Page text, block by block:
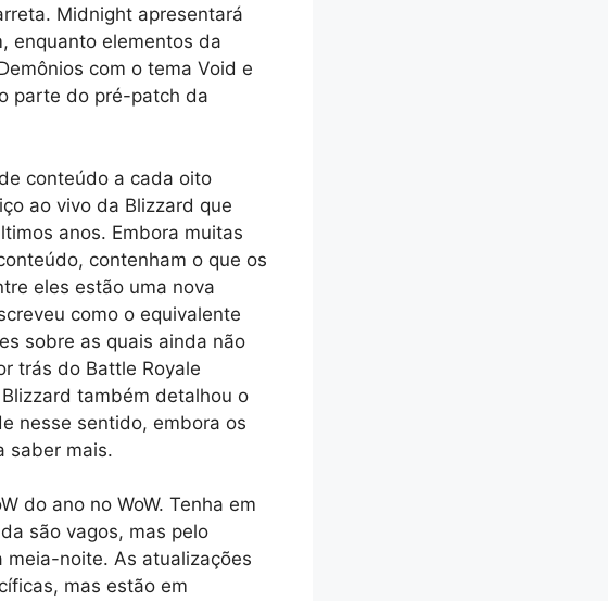
Midnight apresentará
enquanto elementos da
com o tema Void e
parte do pré-patch da
conteúdo a cada oito
ao vivo da Blizzard que
anos. Embora muitas
contenham o que os
eles estão uma nova
como o equivalente
sobre as quais ainda não
trás do Battle Royale
também detalhou o
nesse sentido, embora os
saber mais.
do ano no WoW. Tenha em
são vagos, mas pelo
meia-noite. As atualizações
mas estão em